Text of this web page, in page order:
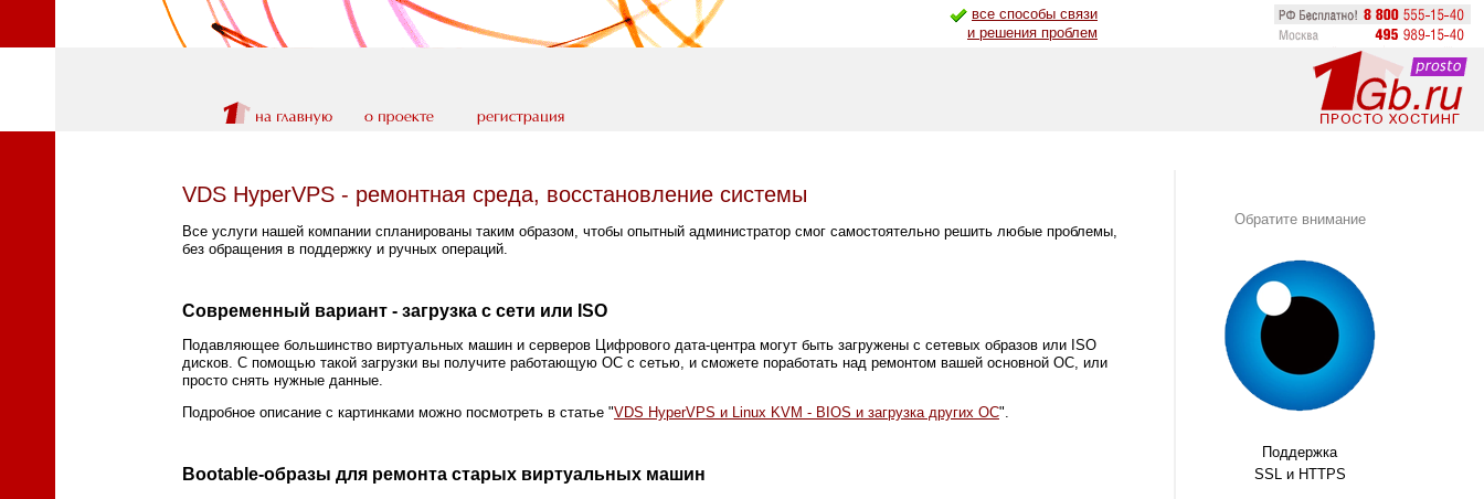
все способы связи
и решения проблем
VDS HyperVPS - ремонтная среда, восстановление системы
Все услуги нашей компании спланированы таким образом, чтобы опытный администратор смог самостоятельно решить любые проблемы,
без обращения в поддержку и ручных операций.
Современный вариант - загрузка с сети или ISO
Подавляющее большинство виртуальных машин и серверов Цифрового дата-центра могут быть загружены с сетевых образов или ISO
дисков. С помощью такой загрузки вы получите работающую ОС с сетью, и сможете поработать над ремонтом вашей основной ОС, или
просто снять нужные данные.
Подробное описание с картинками можно посмотреть в статье "VDS HyperVPS и Linux KVM - BIOS и загрузка других ОС".
Bootable-образы для ремонта старых виртуальных машин
Обратите внимание
Поддержка
SSL и HTTPS